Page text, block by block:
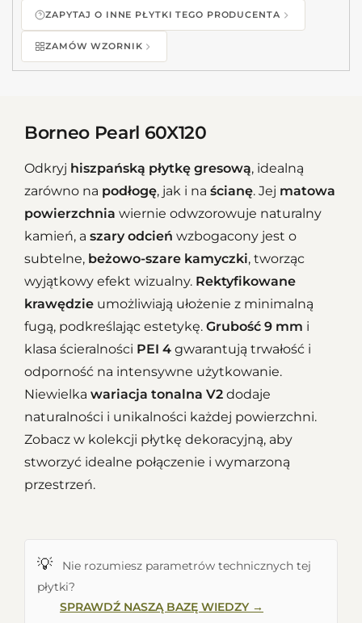
ZAPYTAJ O INNE PŁYTKI TEGO PRODUCENTA
ZAMÓW WZORNIK
Borneo Pearl 60X120
Odkryj hiszpańską płytkę gresową, idealną
zarówno na podłogę, jak i na ścianę. Jej matowa
powierzchnia wiernie odwzorowuje naturalny
kamień, a szary odcień wzbogacony jest o
subtelne, beżowo-szare kamyczki, tworząc
wyjątkowy efekt wizualny. Rektyfikowane
krawędzie umożliwiają ułożenie z minimalną
fugą, podkreślając estetykę. Grubość 9 mm i
klasa ścieralności PEI 4 gwarantują trwałość i
odporność na intensywne użytkowanie.
Niewielka wariacja tonalna V2 dodaje
naturalności i unikalności każdej powierzchni.
Zobacz w kolekcji płytkę dekoracyjną, aby
stworzyć idealne połączenie i wymarzoną
przestrzeń.
💡
Nie rozumiesz parametrów technicznych tej
płytki?
SPRAWDŹ NASZĄ BAZĘ WIEDZY →